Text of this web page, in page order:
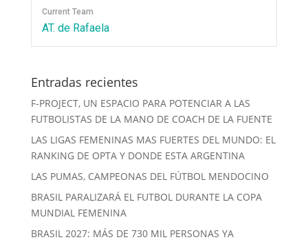
Current Team
AT. de Rafaela
Entradas recientes
F-PROJECT, UN ESPACIO PARA POTENCIAR A LAS
FUTBOLISTAS DE LA MANO DE COACH DE LA FUENTE
LAS LIGAS FEMENINAS MAS FUERTES DEL MUNDO: EL
RANKING DE OPTA Y DONDE ESTA ARGENTINA
LAS PUMAS, CAMPEONAS DEL FÚTBOL MENDOCINO
BRASIL PARALIZARÁ EL FUTBOL DURANTE LA COPA
MUNDIAL FEMENINA
BRASIL 2027: MÁS DE 730 MIL PERSONAS YA